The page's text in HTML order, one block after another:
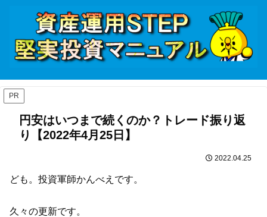
PR
円安はいつまで続くのか？トレード振り返
り【2022年4月25日】
2022.04.25
ども。投資軍師かんべえです。
久々の更新です。